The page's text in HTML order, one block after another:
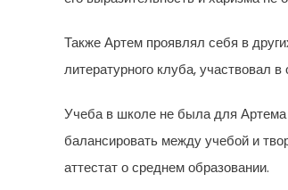
Также Артем проявлял себя в
литературного клуба, участвовал
Учеба в школе не была для Артема
балансировать между учебой и
аттестат о среднем образовании.